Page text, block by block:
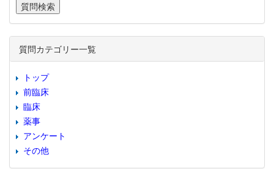
質問カテゴリー一覧
トップ
前臨床
臨床
薬事
アンケート
その他